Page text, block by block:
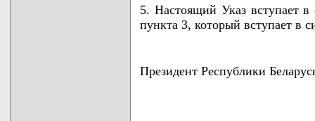
5. Настоящий Указ вступает
пункта 3, который вступает в
Президент Республики